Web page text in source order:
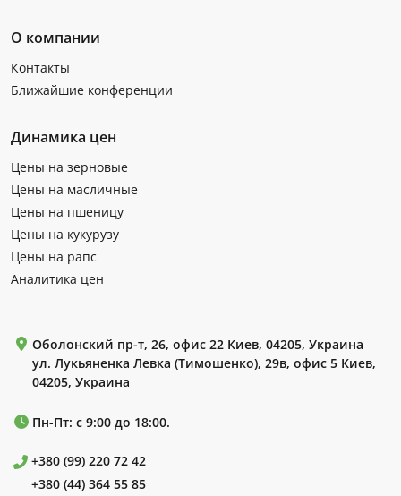
О компании
Контакты
Ближайшие конференции
Динамика цен
Цены на зерновые
Цены на масличные
Цены на пшеницу
Цены на кукурузу
Цены на рапс
Аналитика цен
Оболонский пр-т, 26, офис 22 Киев, 04205, Украина
ул. Лукьяненка Левка (Тимошенко), 29в, офис 5 Киев,
04205, Украина
Пн-Пт: с 9:00 до 18:00.
+380 (99) 220 72 42
+380 (44) 364 55 85